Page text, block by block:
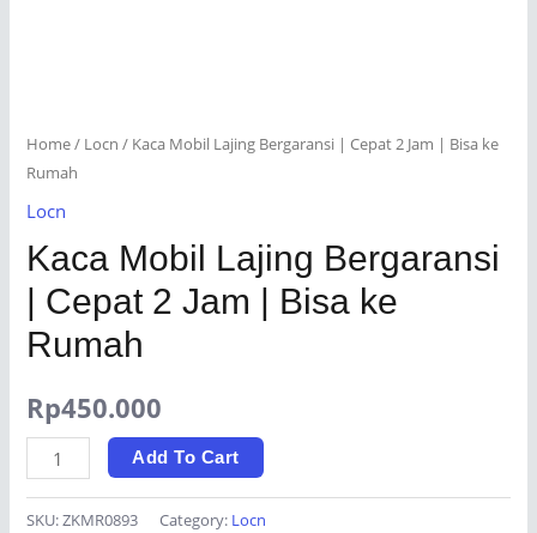
Home/ Locn / Kaca Mobil Lajing Bergaransi | Cepat 2 Jam | Bisa ke
Rumah
Locn
Kaca Mobil Lajing Bergaransi
| Cepat 2 Jam | Bisa ke
Rumah
Rp450.000
Kaca
Mobil
Lajing
Add To Cart
SKU:ZKMR0893 Category: Locn